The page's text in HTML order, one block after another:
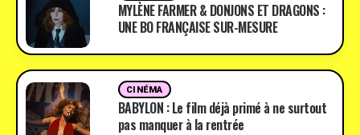
MYLÈNE FARMER & DONJONS ET DRAGONS :
UNE BO FRANÇAISE SUR-MESURE
CINÉMA
BABYLON : Le film déjà primé à ne surtout
pas manquer à la rentrée